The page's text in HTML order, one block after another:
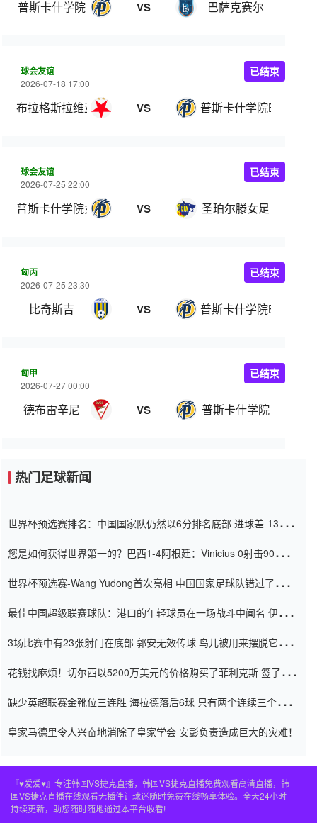
普斯卡什学院 VS 巴萨克赛尔
球会友谊
2026-07-18 17:00
布拉格斯拉维亚B队 VS 普斯卡什学院B队
已结束
球会友谊
2026-07-25 22:00
普斯卡什学院女足 VS 圣珀尔滕女足
已结束
匈丙
2026-07-25 23:30
比奇斯吉 VS 普斯卡什学院B队
已结束
匈甲
2026-07-27 00:00
德布雷辛尼 VS 普斯卡什学院
已结束
热门足球新闻
世界杯预选赛排名：中国国家队仍然以6分排名底部 进球差-13令人
您是如何获得世界第一的？巴西1-4阿根廷：Vinicius 0射击90分钟
世界杯预选赛-Wang Yudong首次亮相 中国国家足球队错过了世界
最佳中国超级联赛球队：港口的年轻球员在一场战斗中闻名 伊万放
3场比赛中有23张射门在底部 郭安无效传球 鸟儿被用来摆脱它
花钱找麻烦！切尔西以5200万美元的价格购买了菲利克斯 签了7年
缺少英超联赛金靴位三连胜 海拉德落后6球 只有两个连续三个连续
皇家马德里令人兴奋地消除了皇家学会 安彭负责造成巨大的灾难！
『♥爱爱♥』专注韩国VS捷克直播，韩国VS捷克直播免费观看高清直播，韩
国VS捷克直播在线观看无插件让球迷随时免费在线畅享体验。全天24小时
持续更新，助您随时随地通过本平台收看!